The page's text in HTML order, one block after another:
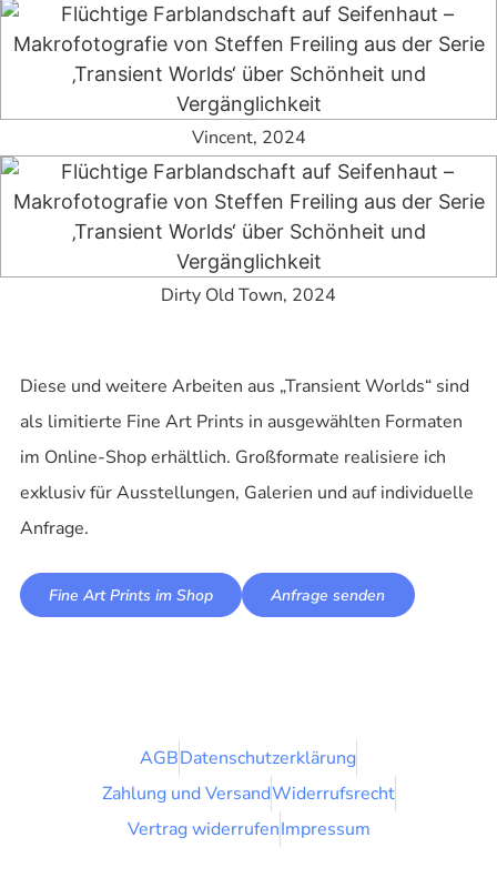
Vincent, 2024
Dirty Old Town, 2024
Diese und weitere Arbeiten aus „Transient Worlds“ sind
als limitierte Fine Art Prints in ausgewählten Formaten
im Online-Shop erhältlich. Großformate realisiere ich
exklusiv für Ausstellungen, Galerien und auf individuelle
Anfrage.
Fine Art Prints im Shop Anfrage senden
AGBDatenschutzerklärung
Zahlung und VersandWiderrufsrecht
Vertrag widerrufenImpressum